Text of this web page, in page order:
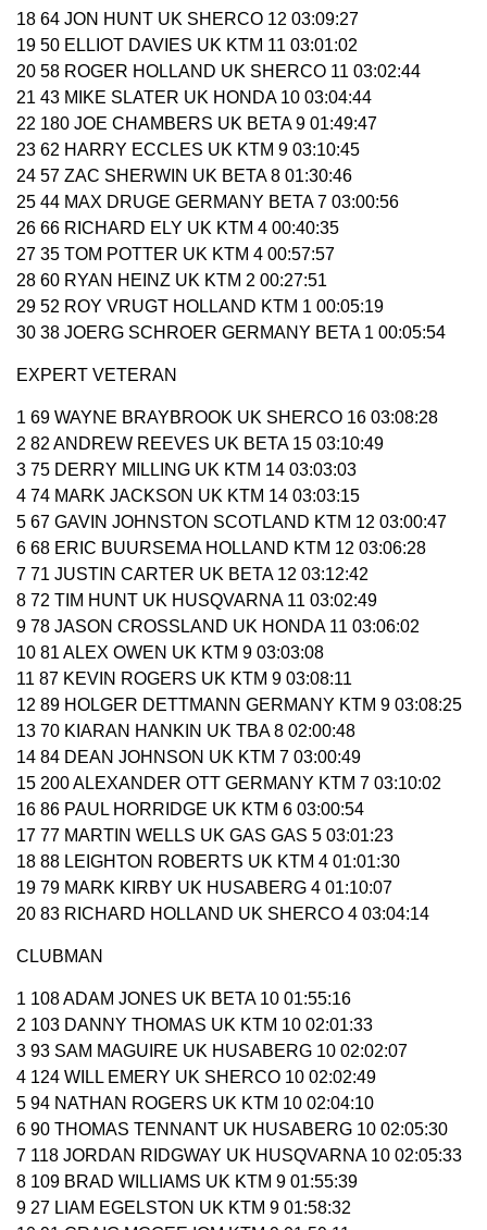
18 64 JON HUNT UK SHERCO 12 03:09:27
19 50 ELLIOT DAVIES UK KTM 11 03:01:02
20 58 ROGER HOLLAND UK SHERCO 11 03:02:44
21 43 MIKE SLATER UK HONDA 10 03:04:44
22 180 JOE CHAMBERS UK BETA 9 01:49:47
23 62 HARRY ECCLES UK KTM 9 03:10:45
24 57 ZAC SHERWIN UK BETA 8 01:30:46
25 44 MAX DRUGE GERMANY BETA 7 03:00:56
26 66 RICHARD ELY UK KTM 4 00:40:35
27 35 TOM POTTER UK KTM 4 00:57:57
28 60 RYAN HEINZ UK KTM 2 00:27:51
29 52 ROY VRUGT HOLLAND KTM 1 00:05:19
30 38 JOERG SCHROER GERMANY BETA 1 00:05:54
EXPERT VETERAN
1 69 WAYNE BRAYBROOK UK SHERCO 16 03:08:28
2 82 ANDREW REEVES UK BETA 15 03:10:49
3 75 DERRY MILLING UK KTM 14 03:03:03
4 74 MARK JACKSON UK KTM 14 03:03:15
5 67 GAVIN JOHNSTON SCOTLAND KTM 12 03:00:47
6 68 ERIC BUURSEMA HOLLAND KTM 12 03:06:28
7 71 JUSTIN CARTER UK BETA 12 03:12:42
8 72 TIM HUNT UK HUSQVARNA 11 03:02:49
9 78 JASON CROSSLAND UK HONDA 11 03:06:02
10 81 ALEX OWEN UK KTM 9 03:03:08
11 87 KEVIN ROGERS UK KTM 9 03:08:11
12 89 HOLGER DETTMANN GERMANY KTM 9 03:08:25
13 70 KIARAN HANKIN UK TBA 8 02:00:48
14 84 DEAN JOHNSON UK KTM 7 03:00:49
15 200 ALEXANDER OTT GERMANY KTM 7 03:10:02
16 86 PAUL HORRIDGE UK KTM 6 03:00:54
17 77 MARTIN WELLS UK GAS GAS 5 03:01:23
18 88 LEIGHTON ROBERTS UK KTM 4 01:01:30
19 79 MARK KIRBY UK HUSABERG 4 01:10:07
20 83 RICHARD HOLLAND UK SHERCO 4 03:04:14
CLUBMAN
1 108 ADAM JONES UK BETA 10 01:55:16
2 103 DANNY THOMAS UK KTM 10 02:01:33
3 93 SAM MAGUIRE UK HUSABERG 10 02:02:07
4 124 WILL EMERY UK SHERCO 10 02:02:49
5 94 NATHAN ROGERS UK KTM 10 02:04:10
6 90 THOMAS TENNANT UK HUSABERG 10 02:05:30
7 118 JORDAN RIDGWAY UK HUSQVARNA 10 02:05:33
8 109 BRAD WILLIAMS UK KTM 9 01:55:39
9 27 LIAM EGELSTON UK KTM 9 01:58:32